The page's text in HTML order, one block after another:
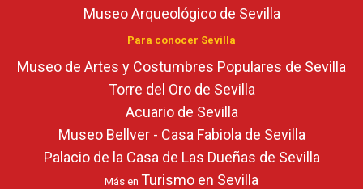
Museo Arqueológico de Sevilla
Para conocer Sevilla
Museo de Artes y Costumbres Populares de Sevilla
Torre del Oro de Sevilla
Acuario de Sevilla
Museo Bellver - Casa Fabiola de Sevilla
Palacio de la Casa de Las Dueñas de Sevilla
Más en Turismo en Sevilla